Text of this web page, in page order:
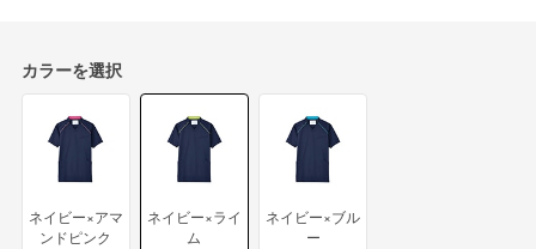
カラーを選択
ネイビー×アマ
ンドピンク
ネイビー×ライ
ム
ネイビー×ブル
ー